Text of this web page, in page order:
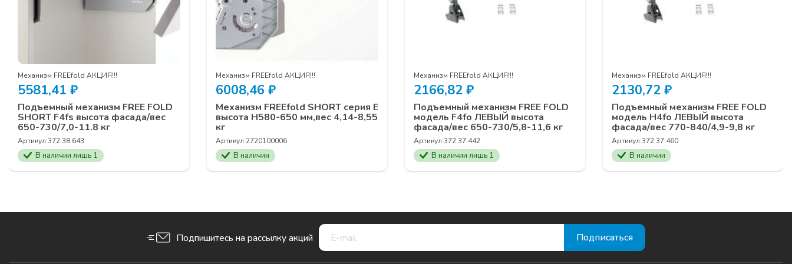
Механизм FREEfold АКЦИЯ!!!
5581,41 ₽
Подъемный механизм FREE FOLD
SHORT F4fs высота фасада/вес
650-730/7,0-11.8 кг
Артикул:372.38.643
В наличии лишь 1
Механизм FREEfold АКЦИЯ!!!
6008,46 ₽
Механизм FREEfold SHORT серия Е
высота Н580-650 мм,вес 4,14-8,55
кг
Артикул:2720100006
В наличии
Механизм FREEfold АКЦИЯ!!!
2166,82 ₽
Подъемный механизм FREE FOLD
модель F4fo ЛЕВЫЙ высота
фасада/вес 650-730/5,8-11,6 кг
Артикул:372.37.442
В наличии лишь 1
Механизм FREEfold АКЦИЯ!!!
2130,72 ₽
Подъемный механизм FREE FOLD
модель H4fo ЛЕВЫЙ высота
фасада/вес 770-840/4,9-9,8 кг
Артикул:372.37.460
В наличии
Подпишитесь на рассылку акций